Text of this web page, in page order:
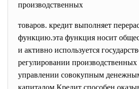
производственных
товаров. кредит выполняет
функцию.эта функция носит
и активно используется
регулировании
управлении совокупным
капиталом.Кредит способен